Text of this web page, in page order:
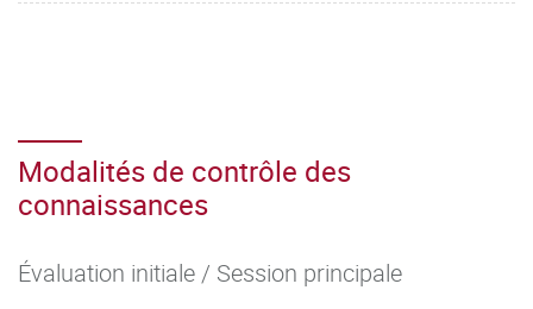
Modalités de contrôle des
connaissances
Évaluation initiale / Session principale